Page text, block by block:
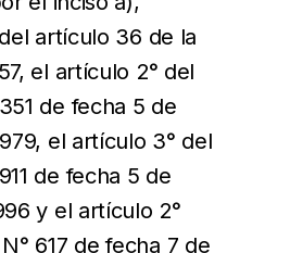
artículo 36 de la
el artículo 2° del
de fecha 5 de
el artículo 3° del
de fecha 5 de
y el artículo 2°
617 de fecha 7 de